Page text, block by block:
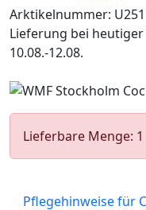
Arktikelnummer:
Lieferung bei
10.08.-12.08.
Lieferbare Menge: 1
Pflegehinweise für